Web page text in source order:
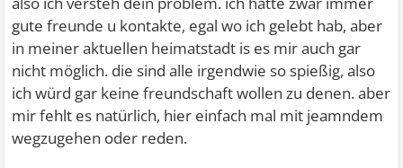
gute freunde u kontakte, egal wo ich gelebt hab, aber
in meiner aktuellen heimatstadt is es mir auch gar
nicht möglich. die sind alle irgendwie so spießig, also
ich würd gar keine freundschaft wollen zu denen. aber
mir fehlt es natürlich, hier einfach mal mit jeamndem
wegzugehen oder reden.